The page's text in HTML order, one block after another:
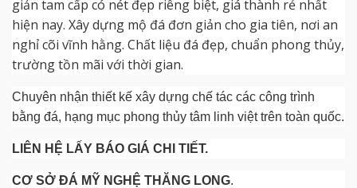
giản tam cấp có nét đẹp riêng biệt, giá thành rẻ nhất
hiện nay. Xây dựng mộ đá đơn giản cho gia tiên, nơi an
nghỉ cõi vĩnh hằng. Chất liệu đá đẹp, chuẩn phong thủy,
trường tồn mãi với thời gian.
Chuyên nhận thiết kế xây dựng chế tác các công trình
bằng đá, hạng mục phong thủy tâm linh việt trên toàn quốc.
LIÊN HỆ LẤY BÁO GIÁ CHI TIẾT.
CƠ SỞ ĐÁ MỸ NGHỆ THĂNG LONG.